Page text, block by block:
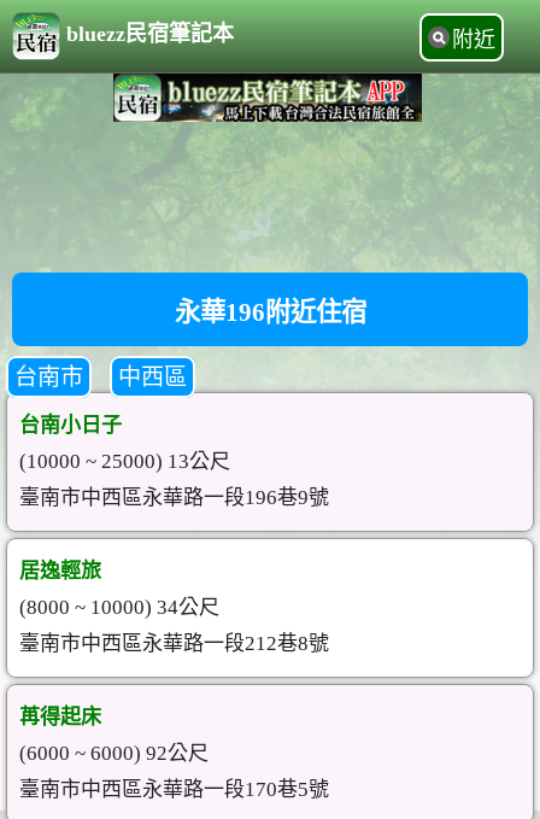
bluezz民宿筆記本 附近
永華196附近住宿
台南市 中西區
台南小日子
(10000 ~ 25000) 13公尺
臺南市中西區永華路一段196巷9號
居逸輕旅
(8000 ~ 10000) 34公尺
臺南市中西區永華路一段212巷8號
苒得起床
(6000 ~ 6000) 92公尺
臺南市中西區永華路一段170巷5號